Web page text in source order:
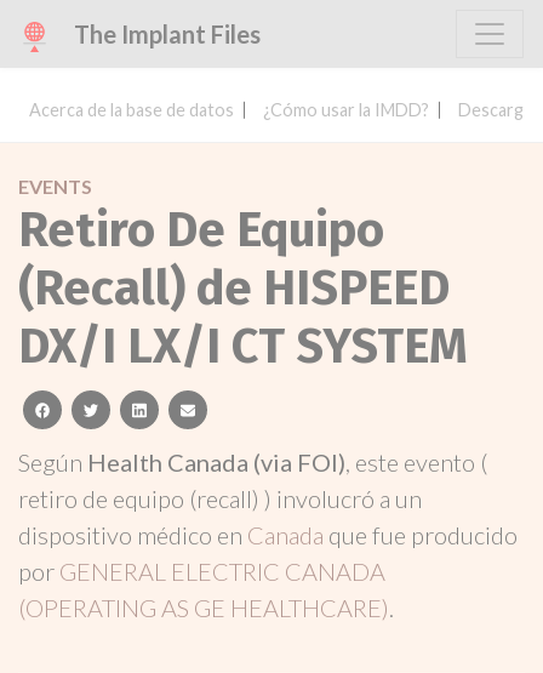
The Implant Files
Acerca de la base de datos ¿Cómo usar la IMDD? Descargar
EVENTS
Retiro De Equipo
(Recall) de HISPEED
DX/I LX/I CT SYSTEM
facebooktwitterlinkedinemail
Según Health Canada (via FOI), este evento (
retiro de equipo (recall) ) involucró a un
dispositivo médico en Canada que fue producido
por GENERAL ELECTRIC CANADA
(OPERATING AS GE HEALTHCARE).